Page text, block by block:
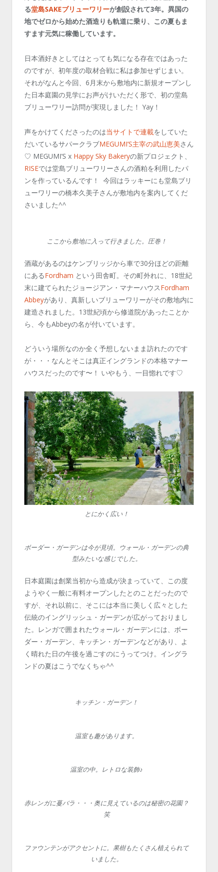
る堂島SAKEブリューワリーが創設されて3年。異国の
地でゼロから始めた酒造りも軌道に乗り、この夏もま
すます元気に稼働しています。
日本酒好きとしてはとっても気になる存在ではあった
のですが、初年度の取材合戦に私は参加せずじまい。
それがなんと今回、6月末から敷地内に新規オープンし
た日本庭園の見学にお声がけいただく形で、初の堂島
ブリューワリー訪問が実現しました！ Yay！
声をかけてくださったのは当サイトで連載をしていた
だいているサパークラブMEGUMI’S主宰の武山恵美さん
♡ MEGUMI’S x Happy Sky Bakeryの新プロジェクト、
RISEでは堂島ブリューワリーさんの酒粕を利用したパ
ンを作っているんです！ 今回はラッキーにも堂島ブリ
ューワリーの橋本久美子さんが敷地内を案内してくだ
さいました^^
ここから敷地に入って行きました。圧巻！
酒蔵があるのはケンブリッジから車で30分ほどの距離
にあるFordham という田舎町。その町外れに、18世紀
末に建てられたジョージアン・マナーハウスFordham
Abbeyがあり、真新しいブリューワリーがその敷地内に
建造されました。13世紀頃から修道院があったことか
ら、今もAbbeyの名が付いています。
どういう場所なのか全く予想しないまま訪れたのです
が・・・なんとそこは真正イングランドの本格マナー
ハウスだったのです〜！ いやもう、一目惚れです♡
とにかく広い！
ボーダー・ガーデンは今が見頃。ウォール・ガーデンの典
型みたいな感じでした。
日本庭園は創業当初から造成が決まっていて、この度
ようやく一般に有料オープンしたとのことだったので
すが、それ以前に、そこには本当に美しく広々とした
伝統のイングリッシュ・ガーデンが広がっておりまし
た。レンガで囲まれたウォール・ガーデンには、ボー
ダー・ガーデン、キッチン・ガーデンなどがあり、よ
く晴れた日の午後を過ごすのにうってつけ。イングラ
ンドの夏はこうでなくちゃ^^
キッチン・ガーデン！
温室も趣があります。
温室の中。レトロな装飾♪
赤レンガに蔓バラ・・・奥に見えているのは秘密の花園？
笑
ファウンテンがアクセントに。果樹もたくさん植えられて
いました。